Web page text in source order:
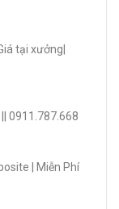
tại xưởng|
0911.787.668
| Miễn Phí